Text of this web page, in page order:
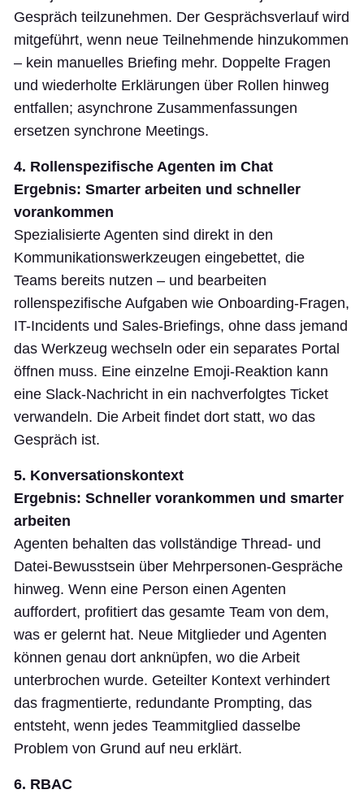
Gespräch teilzunehmen. Der Gesprächsverlauf wird
mitgeführt, wenn neue Teilnehmende hinzukommen
– kein manuelles Briefing mehr. Doppelte Fragen
und wiederholte Erklärungen über Rollen hinweg
entfallen; asynchrone Zusammenfassungen
ersetzen synchrone Meetings.
4. Rollenspezifische Agenten im Chat
Ergebnis: Smarter arbeiten und schneller
vorankommen
Spezialisierte Agenten sind direkt in den
Kommunikationswerkzeugen eingebettet, die
Teams bereits nutzen – und bearbeiten
rollenspezifische Aufgaben wie Onboarding-Fragen,
IT-Incidents und Sales-Briefings, ohne dass jemand
das Werkzeug wechseln oder ein separates Portal
öffnen muss. Eine einzelne Emoji-Reaktion kann
eine Slack-Nachricht in ein nachverfolgtes Ticket
verwandeln. Die Arbeit findet dort statt, wo das
Gespräch ist.
5. Konversationskontext
Ergebnis: Schneller vorankommen und smarter
arbeiten
Agenten behalten das vollständige Thread- und
Datei-Bewusstsein über Mehrpersonen-Gespräche
hinweg. Wenn eine Person einen Agenten
auffordert, profitiert das gesamte Team von dem,
was er gelernt hat. Neue Mitglieder und Agenten
können genau dort anknüpfen, wo die Arbeit
unterbrochen wurde. Geteilter Kontext verhindert
das fragmentierte, redundante Prompting, das
entsteht, wenn jedes Teammitglied dasselbe
Problem von Grund auf neu erklärt.
6. RBAC